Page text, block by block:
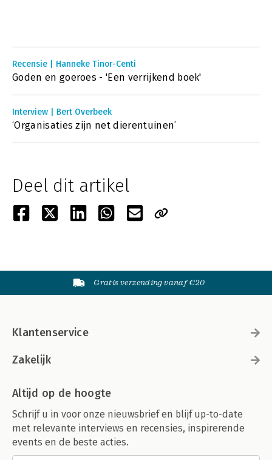
Recensie | Hanneke Tinor-Centi
Goden en goeroes - 'Een verrijkend boek'
Interview | Bert Overbeek
‘Organisaties zijn net dierentuinen’
Deel dit artikel
Gratis verzending vanaf €20
Klantenservice
Zakelijk
Altijd op de hoogte
Schrijf u in voor onze nieuwsbrief en blijf up-to-date
met relevante interviews en recensies, inspirerende
events en de beste acties.